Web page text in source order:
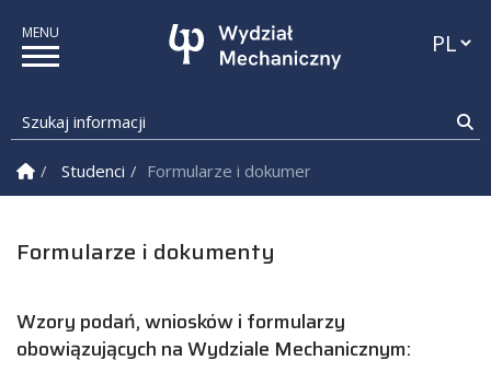
Szukaj informacji
Strona Główna
Studenci Formularze i dokumenty
Formularze i dokumenty
Wzory podań, wniosków i formularzy
obowiązujących na Wydziale Mechanicznym: